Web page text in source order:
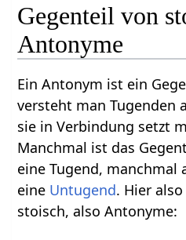
Gegenteil von
Antonyme
Ein Antonym ist ein
versteht man Tugenden
sie in Verbindung setzt
Manchmal ist das
eine Tugend, manchmal
eine Untugend. Hier
stoisch, also Antonyme: